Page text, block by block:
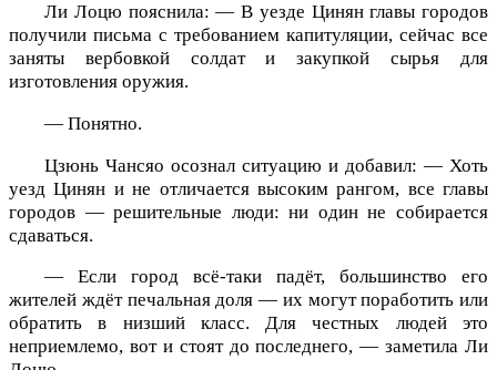
Ли Лоцю пояснила: — В уезде Цинян главы городов
получили письма с требованием капитуляции, сейчас все
заняты вербовкой солдат и закупкой сырья для
изготовления оружия.
— Понятно.
Цзюнь Чансяо осознал ситуацию и добавил: — Хоть
уезд Цинян и не отличается высоким рангом, все главы
городов — решительные люди: ни один не собирается
сдаваться.
— Если город всё-таки падёт, большинство его
жителей ждёт печальная доля — их могут поработить или
обратить в низший класс. Для честных людей это
неприемлемо, вот и стоят до последнего, — заметила Ли